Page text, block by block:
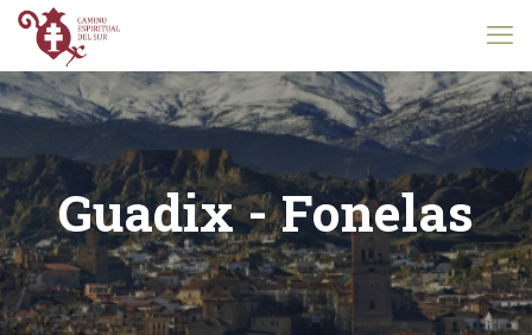
Guadix - Fonelas